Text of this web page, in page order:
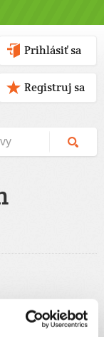
Prihlásiť sa
Registruj sa